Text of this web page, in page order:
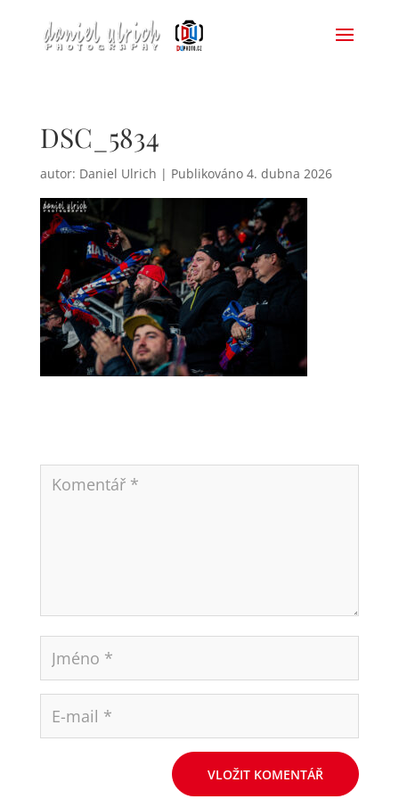
DSC_5834
autor: Daniel Ulrich | 4. dubna 2026